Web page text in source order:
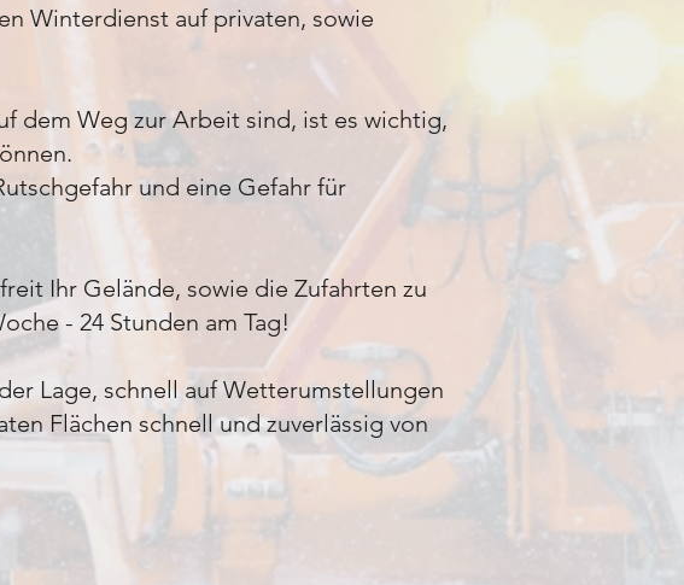
Winterdienst auf privaten, sowie
dem Weg zur Arbeit sind, ist es wichtig,
und eine Gefahr für
Ihr Gelände, sowie die Zufahrten zu
- 24 Stunden am Tag!
Lage, schnell auf Wetterumstellungen
Flächen schnell und zuverlässig von